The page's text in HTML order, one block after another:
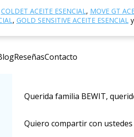
COLDET ACEITE ESENCIAL, MOVE GT
, GOLD SENSITIVE ACEITE ESENCIALy
ReseñasContacto
Cuando
dimos un paso
Querida familia BEWIT,
Quiero compartir con